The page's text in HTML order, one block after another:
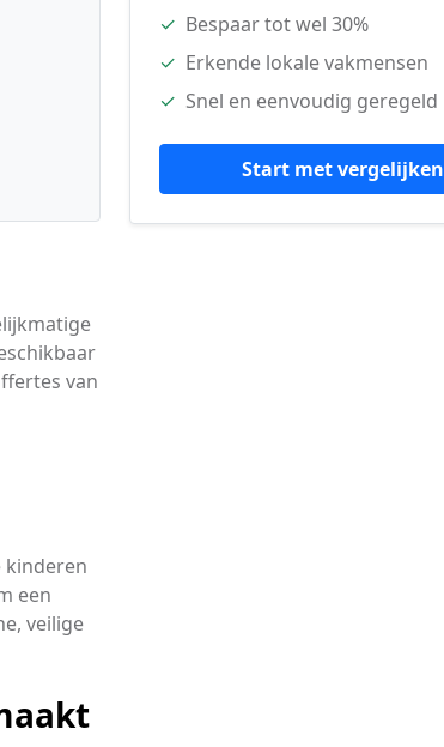
van
kinderen
een
veilige
✓ Bespaar tot wel 30%
✓ Erkende lokale vakmensen
✓ Snel en eenvoudig geregeld
Start met vergelijken